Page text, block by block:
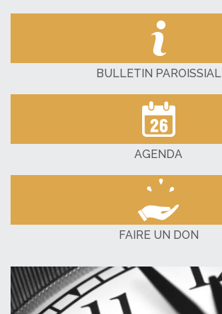
BULLETIN PAROISSIAL
AGENDA
FAIRE UN DON